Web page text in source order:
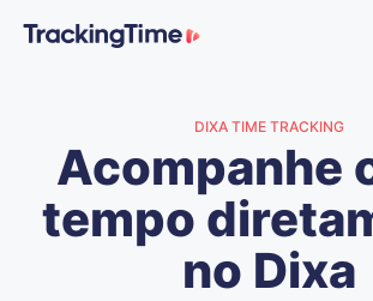
DIXA TIME TRACKING
Acompanhe
tempo
no Dixa